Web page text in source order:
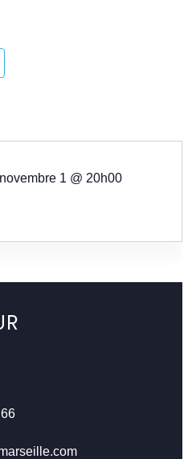
novembre 1 @ 20h00